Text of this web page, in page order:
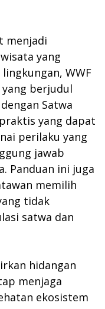
menjadi
yang
WWF
berjudul
Satwa
yang dapat
perilaku yang
jawab
Panduan ini juga
memilih
tidak
satwa dan
hidangan
menjaga
ekosistem